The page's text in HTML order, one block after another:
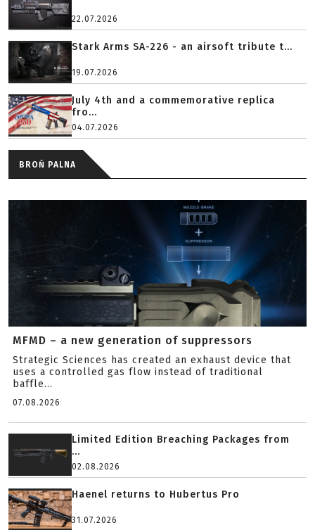
22.07.2026
Stark Arms SA-226 - an airsoft tribute t...
19.07.2026
July 4th and a commemorative replica
fro...
04.07.2026
BROŃ PALNA
MFMD – a new generation of suppressors
Strategic Sciences has created an exhaust device that
uses a controlled gas flow instead of traditional
baffle...
07.08.2026
Limited Edition Breaching Packages from
...
02.08.2026
Haenel returns to Hubertus Pro
31.07.2026